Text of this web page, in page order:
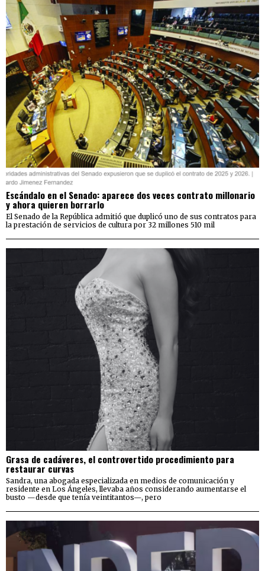
Escándalo en el Senado: aparece dos veces contrato millonario
y ahora quieren borrarlo
El Senado de la República admitió que duplicó uno de sus contratos para
la prestación de servicios de cultura por 32 millones 510 mil
Grasa de cadáveres, el controvertido procedimiento para
restaurar curvas
Sandra, una abogada especializada en medios de comunicación y
residente en Los Ángeles, llevaba años considerando aumentarse el
busto —desde que tenía veintitantos—, pero